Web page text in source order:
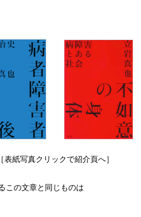
［表紙写真クリックで紹介頁へ］
この文章と同じものは